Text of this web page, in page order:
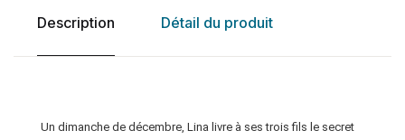
Description Détail du produit
Un dimanche de décembre, Lina livre à ses trois fils le secret